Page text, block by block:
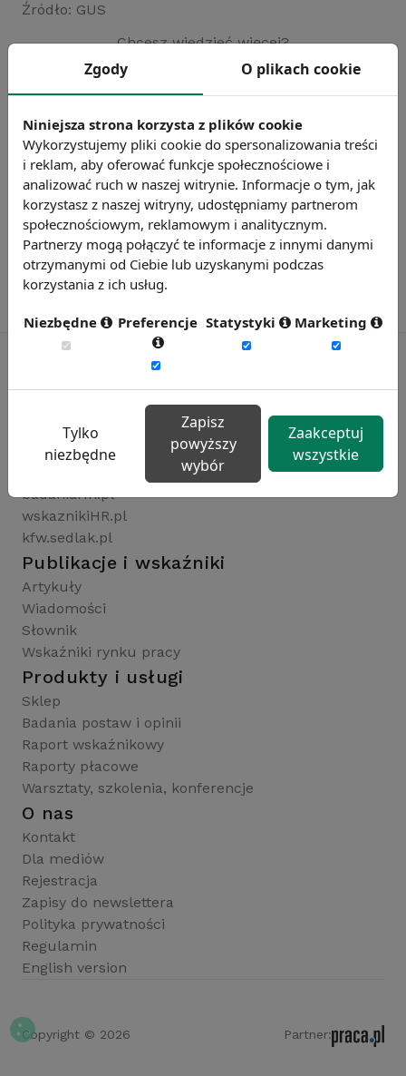
Źródło: GUS
Chcesz wiedzieć więcej?
Zobacz więcej wiadomości
Rynekpracy.pl
sedlak.pl
wynagrodzenia.pl
badaniaHR.pl
wskaznikiHR.pl
kfw.sedlak.pl
Publikacje i wskaźniki
Artykuły
Wiadomości
Słownik
Wskaźniki rynku pracy
Produkty i usługi
Sklep
Badania postaw i opinii
Raport wskaźnikowy
Raporty płacowe
Warsztaty, szkolenia, konferencje
O nas
Kontakt
Dla mediów
Rejestracja
Zapisy do newslettera
Polityka prywatności
Regulamin
English version
Copyright © 2026 Partner:
Zgody O plikach cookie
Niniejsza strona korzysta z plików cookie
Wykorzystujemy pliki cookie do spersonalizowania treści
i reklam, aby oferować funkcje społecznościowe i
analizować ruch w naszej witrynie. Informacje o tym, jak
korzystasz z naszej witryny, udostępniamy partnerom
społecznościowym, reklamowym i analitycznym.
Partnerzy mogą połączyć te informacje z innymi danymi
otrzymanymi od Ciebie lub uzyskanymi podczas
korzystania z ich usług.
Niezbędne Preferencje Statystyki Marketing
Tylko
niezbędne
Zapisz
powyższy
wybór
Zaakceptuj
wszystkie